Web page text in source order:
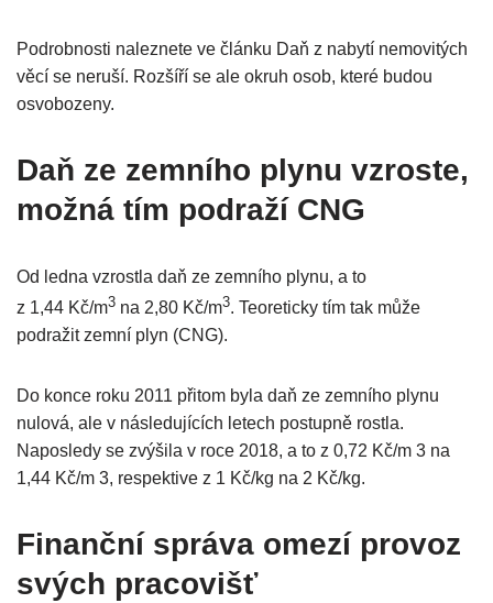
Podrobnosti naleznete ve článku Daň z nabytí nemovitých
věcí se neruší. Rozšíří se ale okruh osob, které budou
osvobozeny.
Daň ze zemního plynu vzroste,
možná tím podraží CNG
Od ledna vzrostla daň ze zemního plynu, a to
z 1,44 Kč/m3 na 2,80 Kč/m3. Teoreticky tím tak může
podražit zemní plyn (CNG).
Do konce roku 2011 přitom byla daň ze zemního plynu
nulová, ale v následujících letech postupně rostla.
Naposledy se zvýšila v roce 2018, a to z 0,72 Kč/m 3 na
1,44 Kč/m 3, respektive z 1 Kč/kg na 2 Kč/kg.
Finanční správa omezí provoz
svých pracovišť